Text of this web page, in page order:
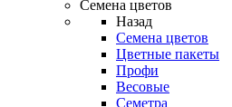
Семена цветов
Назад
Семена цветов
Цветные пакеты
Профи
Весовые
Семетра